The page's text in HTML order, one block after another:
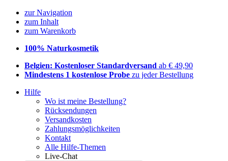
zur Navigation
zum Inhalt
zum Warenkorb
100% Naturkosmetik
Belgien: Kostenloser Standardversand ab € 49,90
Mindestens 1 kostenlose Probe zu jeder Bestellung
Hilfe
Wo ist meine Bestellung?
Rücksendungen
Versandkosten
Zahlungsmöglichkeiten
Kontakt
Alle Hilfe-Themen
Live-Chat